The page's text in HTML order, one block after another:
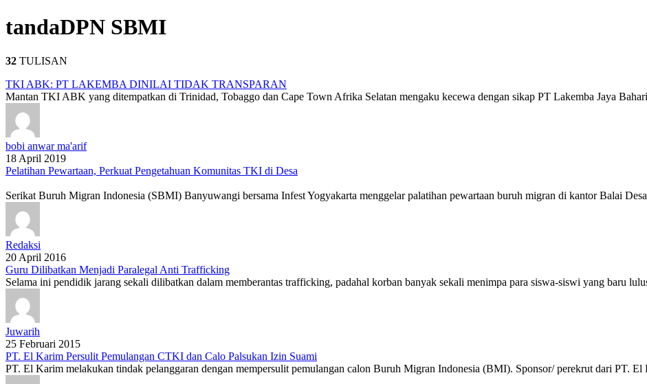
tandaDPN SBMI
32 TULISAN
TKI ABK: PT LAKEMBA DINILAI TIDAK TRANSPARAN
Mantan TKI ABK yang ditempatkan di Trinidad, Tobaggo dan Cape Town Afrika Selatan mengaku kecewa dengan sikap PT Lakemba Jaya
bobi anwar ma'arif
18 April 2019
Pelatihan Pewartaan, Perkuat Pengetahuan Komunitas TKI di Desa
Serikat Buruh Migran Indonesia (SBMI) Banyuwangi bersama Infest Yogyakarta menggelar palatihan pewartaan buruh migran di kantor Balai
Redaksi
20 April 2016
Guru Dilibatkan Menjadi Paralegal Anti Trafficking
Selama ini pendidik jarang sekali dilibatkan dalam memberantas trafficking, padahal korban banyak sekali menimpa para siswa-siswi yang baru
Juwarih
25 Februari 2015
PT. El Karim Persulit Pemulangan CTKI dan Calo Palsukan Izin Suami
PT. El Karim melakukan tindak pelanggaran dengan mempersulit pemulangan calon Buruh Migran Indonesia (BMI). Sponsor/ perekrut dari PT. El